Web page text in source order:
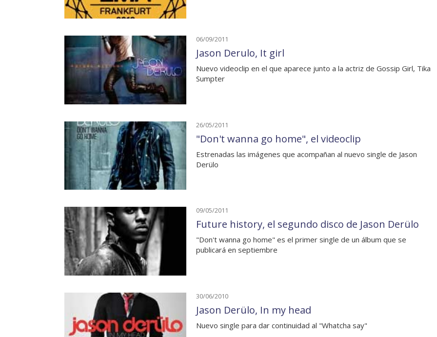
06/09/2011
Jason Derulo, It girl
Nuevo videoclip en el que aparece junto a la actriz de Gossip Girl, Tika
Sumpter
26/05/2011
"Don't wanna go home", el videoclip
Estrenadas las imágenes que acompañan al nuevo single de Jason
Derülo
09/05/2011
Future history, el segundo disco de Jason Derülo
"Don't wanna go home" es el primer single de un álbum que se
publicará en septiembre
30/06/2010
Jason Derülo, In my head
Nuevo single para dar continuidad al "Whatcha say"